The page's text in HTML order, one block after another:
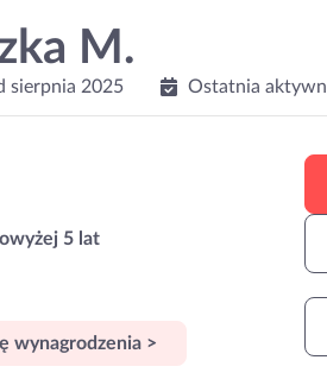
M.
sierpnia 2025 Ostatnia
5 lat
wynagrodzenia >